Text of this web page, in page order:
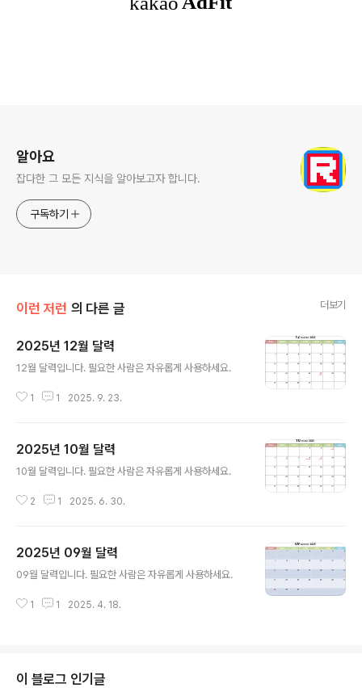
알아요
잡다한 그 모든 지식을 알아보고자 합니다.
구독하기
이런 저런 의 다른 글 더보기
2025년 12월 달력
12월 달력입니다. 필요한 사람은 자유롭게 사용하세요.
1 1 2025. 9. 23.
2025년 10월 달력
10월 달력입니다. 필요한 사람은 자유롭게 사용하세요.
2 1 2025. 6. 30.
2025년 09월 달력
09월 달력입니다. 필요한 사람은 자유롭게 사용하세요.
1 1 2025. 4. 18.
이 블로그 인기글